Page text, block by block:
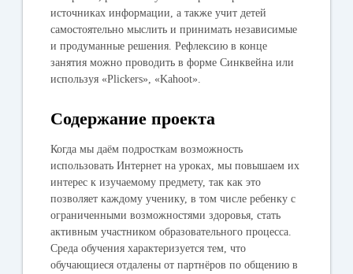
источниках информации, а также учит детей
самостоятельно мыслить и принимать независимые
и продуманные решения. Рефлексию в конце
занятия можно проводить в форме Синквейна или
используя «Plickers», «Kahoot».
Содержание проекта
Когда мы даём подросткам возможность
использовать Интернет на уроках, мы повышаем их
интерес к изучаемому предмету, так как это
позволяет каждому ученику, в том числе ребенку с
ограниченными возможностями здоровья, стать
активным участником образовательного процесса.
Среда обучения характеризуется тем, что
обучающиеся отдалены от партнёров по общению в